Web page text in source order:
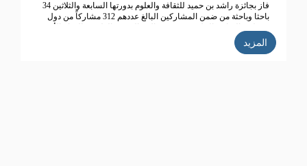
فاز بجائزة راشد بن حميد للثقافة والعلوم بدورتها السابعة والثلاثين 34
باحثا وباحثة من ضمن المشاركين البالغ عددهم 312 مشاركاً من دول
المزيد